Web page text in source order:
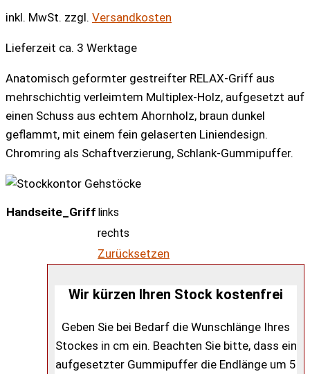
inkl. MwSt. zzgl. Versandkosten
Lieferzeit ca. 3 Werktage
Anatomisch geformter gestreifter RELAX-Griff aus
mehrschichtig verleimtem Multiplex-Holz, aufgesetzt auf
einen Schuss aus echtem Ahornholz, braun dunkel
geflammt, mit einem fein gelaserten Liniendesign.
Chromring als Schaftverzierung, Schlank-Gummipuffer.
Handseite_Griff links
rechts
Zurücksetzen
Wir kürzen Ihren Stock kostenfrei
Geben Sie bei Bedarf die Wunschlänge Ihres
Stockes in cm ein. Beachten Sie bitte, dass ein
aufgesetzter Gummipuffer die Endlänge um 5